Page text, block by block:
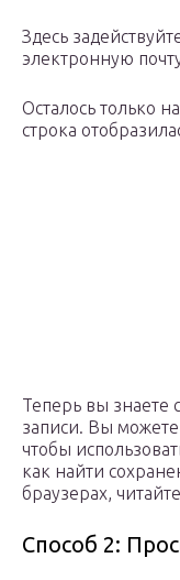
Здесь
электронную
Осталось только
строка
Теперь вы знаете
записи. Вы
чтобы
как найти
браузерах,
Способ 2: